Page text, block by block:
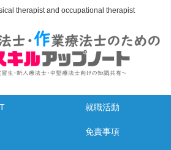
therapist and occupational therapist
就職活動
免責事項